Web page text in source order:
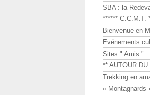
SBA : la
****** C.C.M.T.
Bienvenue en
Evénements
Sites " Amis "
** AUTOUR
Trekking en
« Montagnards